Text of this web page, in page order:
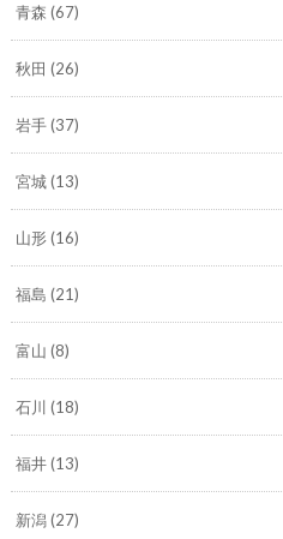
青森 (67)
秋田 (26)
岩手(37)
宮城(13)
山形(16)
福島 (21)
富山 (8)
石川 (18)
福井(13)
新潟(27)